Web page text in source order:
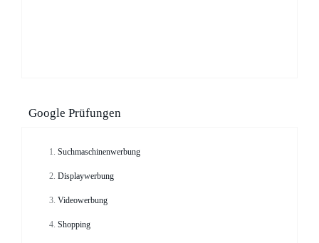
Google Prüfungen
Suchmaschinenwerbung
Displaywerbung
Videowerbung
Shopping